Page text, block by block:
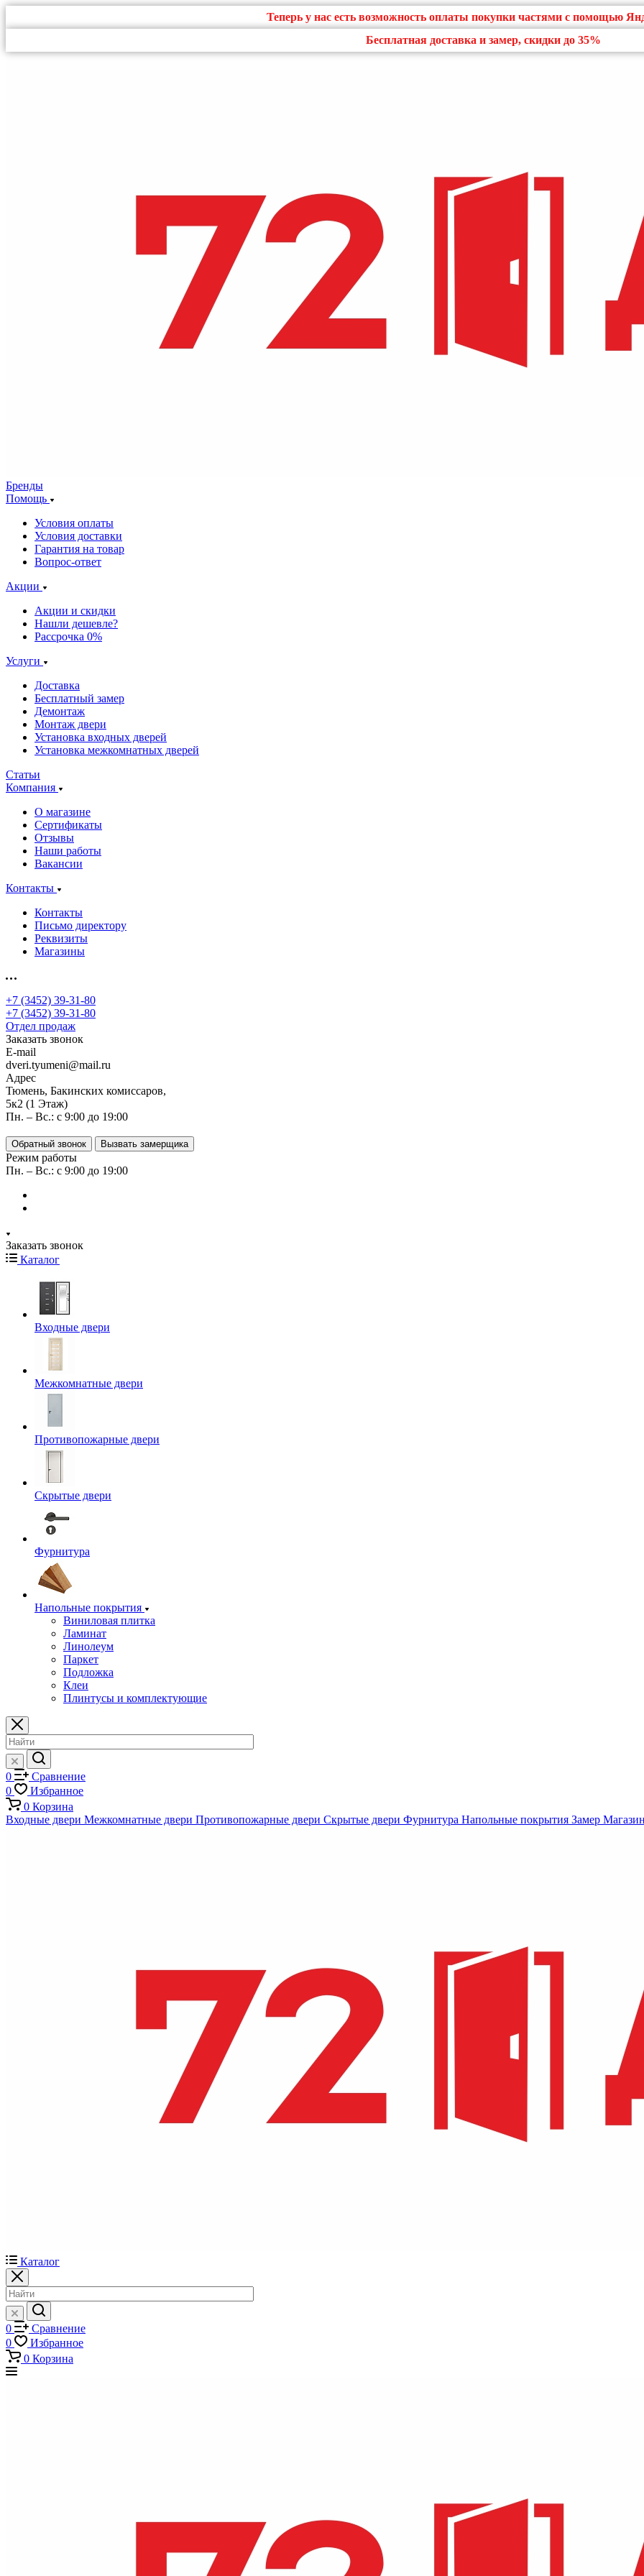
Теперь у нас есть возможность оплаты покупки частями с помощью
Бесплатная доставка и замер, скидки до 35%
Бренды
Помощь
Условия оплаты
Условия доставки
Гарантия на товар
Вопрос-ответ
Акции
Акции и скидки
Нашли дешевле?
Рассрочка 0%
Услуги
Доставка
Бесплатный замер
Демонтаж
Монтаж двери
Установка входных дверей
Установка межкомнатных дверей
Статьи
Компания
О магазине
Сертификаты
Отзывы
Наши работы
Вакансии
Контакты
Контакты
Письмо директору
Реквизиты
Магазины
+7 (3452) 39-31-80
+7 (3452) 39-31-80
Отдел продаж
Заказать звонок
E-mail
dveri.tyumeni@mail.ru
Адрес
Тюмень, Бакинских комиссаров,
5к2 (1 Этаж)
Пн. – Вс.: с 9:00 до 19:00
Обратный звонок Вызвать замерщика
Режим работы
Пн. – Вс.: с 9:00 до 19:00
Заказать звонок
Каталог
Входные двери
Межкомнатные двери
Противопожарные двери
Скрытые двери
Фурнитура
Напольные покрытия
Виниловая плитка
Ламинат
Линолеум
Паркет
Подложка
Клеи
Плинтусы и комплектующие
0
Сравнение
0
Избранное
0 Корзина
Входные двери Межкомнатные двери Противопожарные двери Скрытые двери Фурнитура Напольные покрытия Замер
Каталог
0
Сравнение
0
Избранное
0 Корзина